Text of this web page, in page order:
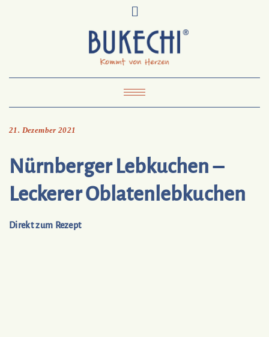
To
Bukechi
Impressum Datenschutz
Toggle Navigation
21. Dezember 2021
Nürnberger Lebkuchen –
Leckerer Oblatenlebkuchen
Direkt zum Rezept